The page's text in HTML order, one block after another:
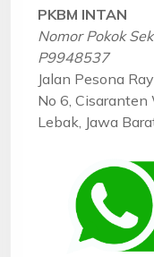
PKBM INTAN
Nomor Pokok
P9948537
Jalan Pesona
No 6, Cisaranten
Lebak, Jawa